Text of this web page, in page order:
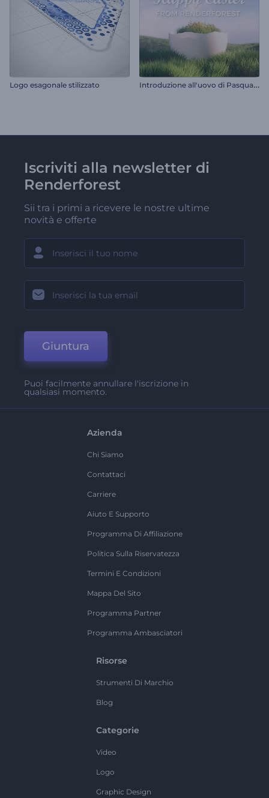
Logo esagonale stilizzato I
ntroduzione all'uovo di Pasqua rotto
Iscriviti alla newsletter di
Renderforest
Sii tra i primi a ricevere le nostre ultime
novità e offerte
Giuntura
Puoi facilmente annullare l'iscrizione in
qualsiasi momento.
Azienda
Chi Siamo
Contattaci
Carriere
Aiuto E Supporto
Programma Di Affiliazione
Politica Sulla Riservatezza
Termini E Condizioni
Mappa Del Sito
Programma Partner
Programma Ambasciatori
Risorse
Strumenti Di Marchio
Blog
Categorie
Video
Logo
Graphic Design